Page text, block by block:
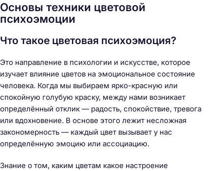
Основы техники цветовой
психоэмоции
Что такое цветовая психоэмоция?
Это направление в психологии и искусстве, которое
изучает влияние цветов на эмоциональное состояние
человека. Когда мы выбираем ярко-красную или
спокойную голубую краску, между нами возникает
определённый отклик — радость, спокойствие, тревога
или вдохновение. В основе этого лежит несложная
закономерность — каждый цвет вызывает у нас
определённую эмоцию или ассоциацию.
Знание о том, каким цветам какое настроение